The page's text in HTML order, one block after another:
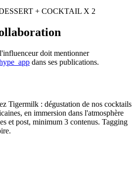
+ COCKTAIL X 2
doit mentionner
dans ses publications.
Tigermilk : dégustation de nos cocktails
en immersion dans l'atmosphère
et post, minimum 3 contenus. Tagging